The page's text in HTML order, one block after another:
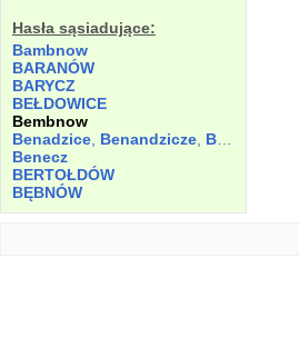
Hasła sąsiadujące:
Bambnow
BARANÓW
BARYCZ
BEŁDOWICE
Bembnow
Benadzice Benandzicze Bernaczicze
Benecz
BERTOŁDÓW
BĘBNÓW